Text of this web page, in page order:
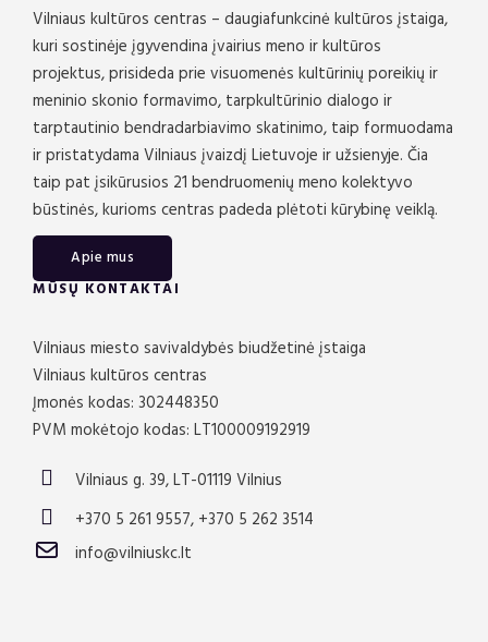
Vilniaus kultūros centras – daugiafunkcinė kultūros įstaiga,
kuri sostinėje įgyvendina įvairius meno ir kultūros
projektus, prisideda prie visuomenės kultūrinių poreikių ir
meninio skonio formavimo, tarpkultūrinio dialogo ir
tarptautinio bendradarbiavimo skatinimo, taip formuodama
ir pristatydama Vilniaus įvaizdį Lietuvoje ir užsienyje. Čia
taip pat įsikūrusios 21 bendruomenių meno kolektyvo
būstinės, kurioms centras padeda plėtoti kūrybinę veiklą.
Apie mus
MŪSŲ KONTAKTAI
Vilniaus miesto savivaldybės biudžetinė įstaiga
Vilniaus kultūros centras
Įmonės kodas: 302448350
PVM mokėtojo kodas: LT100009192919
Vilniaus g. 39, LT-01119 Vilnius
+370 5 261 9557, +370 5 262 3514
info@vilniuskc.lt